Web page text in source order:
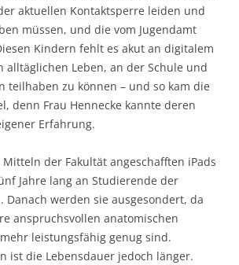
aktuellen Kontaktsperre leiden und
müssen, und die vom Jugendamt
Kindern fehlt es akut an digitalem
alltäglichen Leben, an der Schule und
teilhaben zu können – und so kam die
denn Frau Hennecke kannte deren
Erfahrung.
Mitteln der Fakultät angeschafften iPads
Jahre lang an Studierende der
Danach werden sie ausgesondert, da
anspruchsvollen anatomischen
leistungsfähig genug sind.
ist die Lebensdauer jedoch länger.